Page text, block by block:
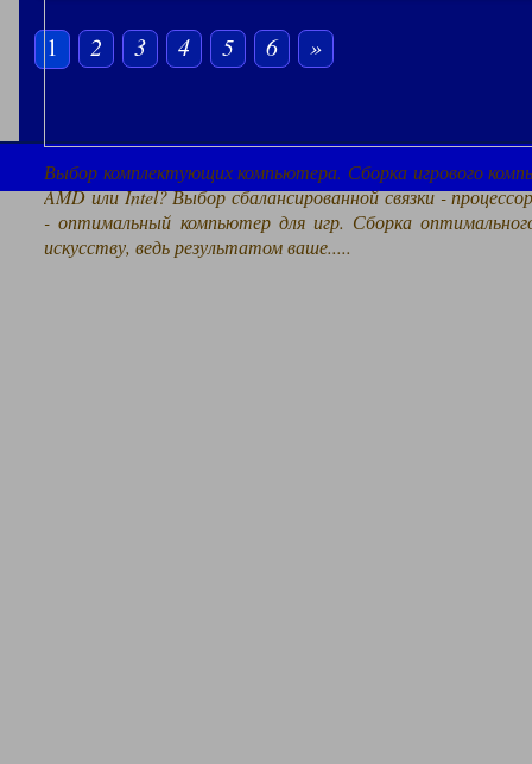
Выбор комплектующих компьютера. Сборка игрового
AMD или Intel? Выбор сбалансированной связки -
- оптимальный компьютер для игр. Сборка
искусству, ведь результатом ваше.....
1 2 3 4 5 6 »